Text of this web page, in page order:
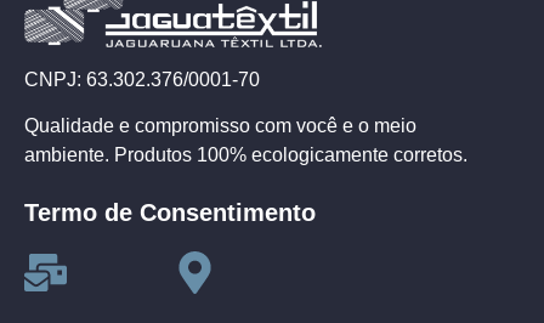
CNPJ: 63.302.376/0001-70
Qualidade e compromisso com você e o meio
ambiente. Produtos 100% ecologicamente corretos.
Termo de Consentimento